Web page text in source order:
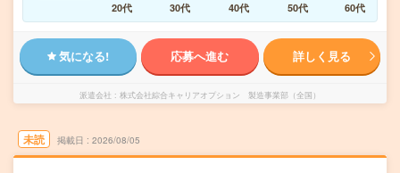
20代
30代 40代 50代 60代
気になる! 応募へ進む 詳しく見る
派遣会社 株式会社綜合キャリアオプション 製造事業部（全国）
未読 掲載日 2026/08/05